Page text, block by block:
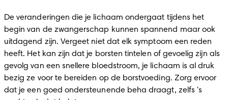
De veranderingen die je lichaam ondergaat tijdens het
begin van de zwangerschap kunnen spannend maar ook
uitdagend zijn. Vergeet niet dat elk symptoom een reden
heeft. Het kan zijn dat je borsten tintelen of gevoelig zijn als
gevolg van een snellere bloedstroom, je lichaam is al druk
bezig ze voor te bereiden op de borstvoeding. Zorg ervoor
dat je een goed ondersteunende beha draagt, zelfs 's